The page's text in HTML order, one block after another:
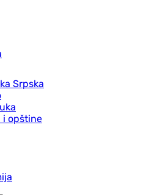
Srpska
i opštine